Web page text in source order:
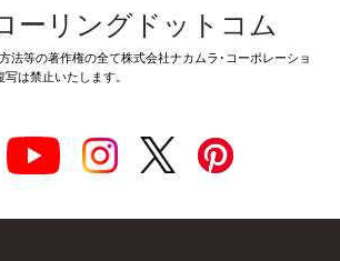
ーリングドットコム
法等の著作権の全て株式会社ナカムラ･コーポレーショ
は禁止いたします。